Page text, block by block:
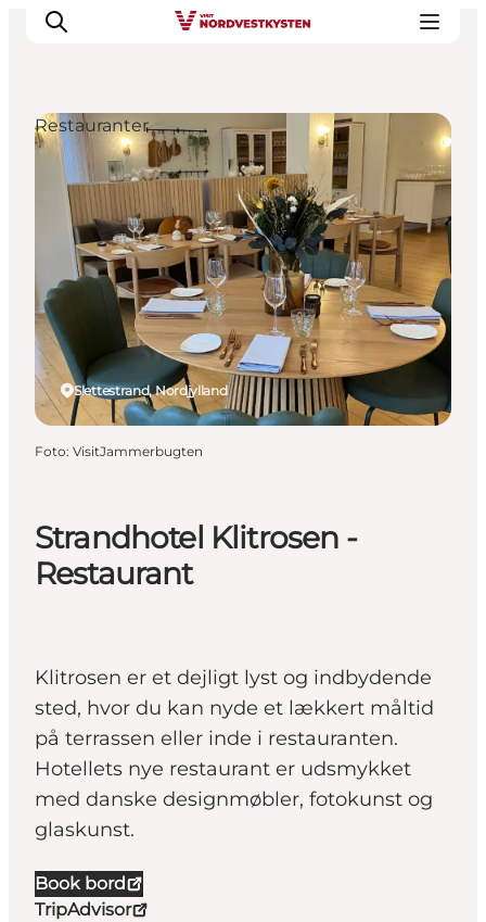
Feriesteder
Inspiration
Handicapvenlig ferie
Events
Overnatning
Planlæg din ferie
Strandhotel Klitrosen -
Restaurant
Klitrosen er et dejligt lyst og indbydende
sted, hvor du kan nyde et lækkert måltid
på terrassen eller inde i restauranten.
Hotellets nye restaurant er udsmykket
med danske designmøbler, fotokunst og
glaskunst.
Book bord
TripAdvisor
Slettestrand, Nordjylland
Restauranter
Foto: VisitJammerbugten